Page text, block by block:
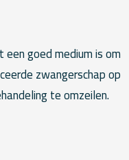
goed medium is om
zwangerschap op
te omzeilen.